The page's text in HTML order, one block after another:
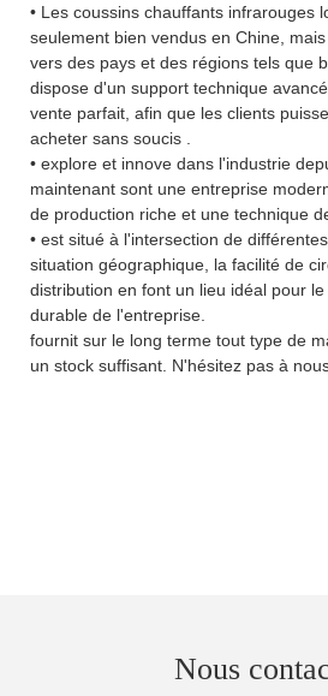
• Les coussins chauffants infrarouges
seulement bien vendus en Chine,
vers des pays et des régions tels que
dispose d'un support technique
vente parfait, afin que les clients
acheter sans soucis .
• explore et innove dans l'industrie
maintenant sont une entreprise
de production riche et une technique
• est situé à l'intersection de
situation géographique, la facilité de
distribution en font un lieu idéal pour
durable de l'entreprise.
fournit sur le long terme tout type de
un stock suffisant. N'hésitez pas à
Nous